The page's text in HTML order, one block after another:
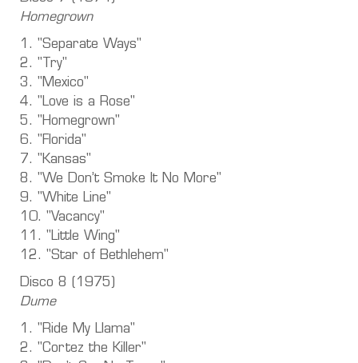
Homegrown
1. "Separate Ways"
2. "Try"
3. "Mexico"
4. "Love is a Rose"
5. "Homegrown"
6. "Florida"
7. "Kansas"
8. "We Don’t Smoke It No More"
9. "White Line"
10. "Vacancy"
11. "Little Wing"
12. "Star of Bethlehem"
Disco 8 (1975)
Dume
1. "Ride My Llama"
2. "Cortez the Killer"